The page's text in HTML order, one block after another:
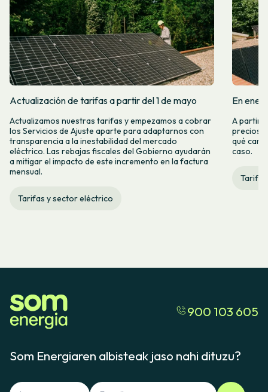
Actualización de tarifas a partir del 1 de mayo
Actualizamos nuestras tarifas y empezamos a cobrar
los Servicios de Ajuste aparte para adaptarnos con
transparencia a la inestabilidad del mercado
eléctrico. Las rebajas fiscales del Gobierno ayudarán
a mitigar el impacto de este incremento en la factura
mensual.
Tarifas y sector eléctrico
En
A partir
precios
qué
caso.
900 103 605
Som Energiaren albisteak jaso nahi dituzu?